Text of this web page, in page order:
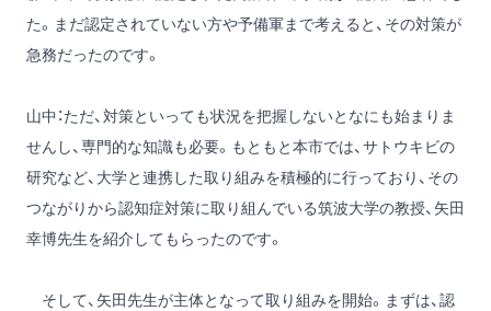
た。まだ認定されていない方や予備軍まで考えると、その対策が
急務だったのです。
山中：ただ、対策といっても状況を把握しないとなにも始まりま
せんし、専門的な知識も必要。もともと本市では、サトウキビの
研究など、大学と連携した取り組みを積極的に行っており、その
つながりから認知症対策に取り組んでいる筑波大学の教授、矢田
幸博先生を紹介してもらったのです。
そして、矢田先生が主体となって取り組みを開始。まずは、認